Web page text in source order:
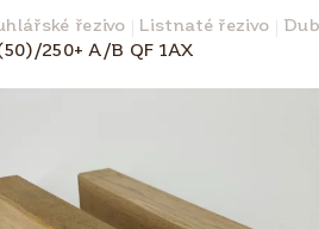
500
řezivo Listnaté řezivo Dub
250+ A/B QF 1AX